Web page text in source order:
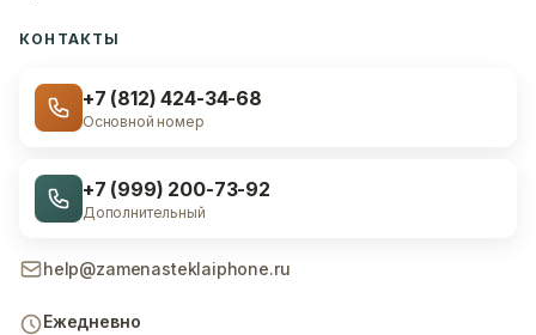
КОНТАКТЫ
+7 (812) 424-34-68
Основной номер
+7 (999) 200-73-92
Дополнительный
help@zamenasteklaiphone.ru
Ежедневно